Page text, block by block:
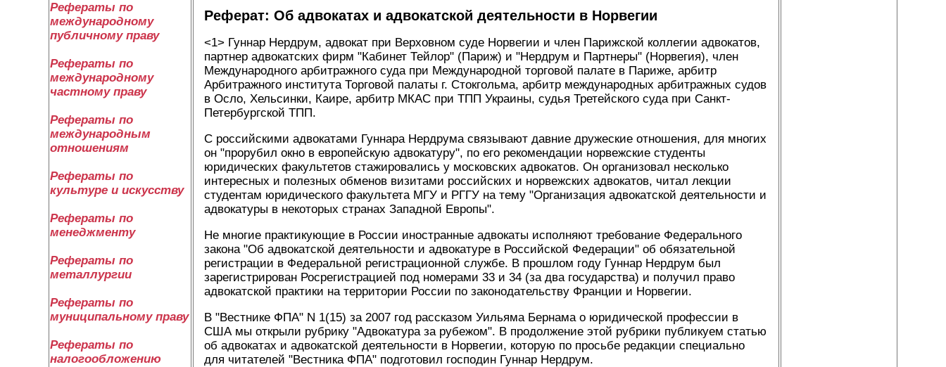
Рефераты по
международному
публичному праву
Рефераты по
международному
частному праву
Рефераты по
международным
отношениям
Рефераты по
культуре и искусству
Рефераты по
менеджменту
Рефераты по
металлургии
Рефераты по
муниципальному праву
Рефераты по
налогообложению
Реферат: Об адвокатах и адвокатской деятельности в Норвегии
<1> Гуннар Нердрум, адвокат при Верховном суде Норвегии и член Парижской коллегии адвокатов,
партнер адвокатских фирм "Кабинет Тейлор" (Париж) и "Нердрум и Партнеры" (Норвегия), член
Международного арбитражного суда при Международной торговой палате в Париже, арбитр
Арбитражного института Торговой палаты г. Стокгольма, арбитр международных арбитражных судов
в Осло, Хельсинки, Каире, арбитр МКАС при ТПП Украины, судья Третейского суда при Санкт-
Петербургской ТПП.
С российскими адвокатами Гуннара Нердрума связывают давние дружеские отношения, для многих
он "прорубил окно в европейскую адвокатуру", по его рекомендации норвежские студенты
юридических факультетов стажировались у московских адвокатов. Он организовал несколько
интересных и полезных обменов визитами российских и норвежских адвокатов, читал лекции
студентам юридического факультета МГУ и РГГУ на тему "Организация адвокатской деятельности и
адвокатуры в некоторых странах Западной Европы".
Не многие практикующие в России иностранные адвокаты исполняют требование Федерального
закона "Об адвокатской деятельности и адвокатуре в Российской Федерации" об обязательной
регистрации в Федеральной регистрационной службе. В прошлом году Гуннар Нердрум был
зарегистрирован Росрегистрацией под номерами 33 и 34 (за два государства) и получил право
адвокатской практики на территории России по законодательству Франции и Норвегии.
В "Вестнике ФПА" N 1(15) за 2007 год рассказом Уильяма Бернама о юридической профессии в
США мы открыли рубрику "Адвокатура за рубежом". В продолжение этой рубрики публикуем статью
об адвокатах и адвокатской деятельности в Норвегии, которую по просьбе редакции специально
для читателей "Вестника ФПА" подготовил господин Гуннар Нердрум.